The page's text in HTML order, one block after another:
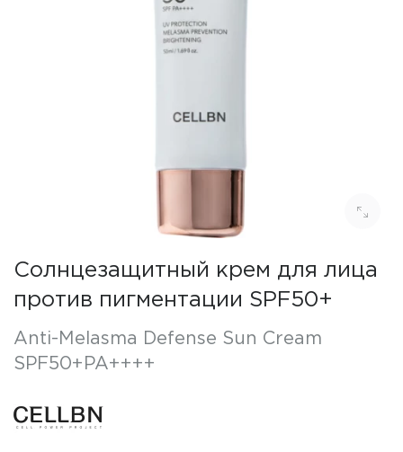
Солнцезащитный крем для лица
против пигментации SPF50+
Anti-Melasma Defense Sun Cream
SPF50+PA++++